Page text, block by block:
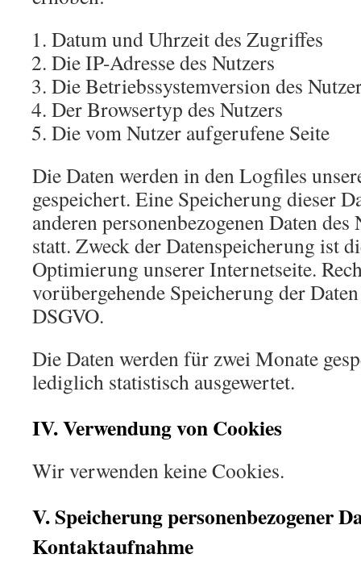
Datum und Uhrzeit des Zugriffes
Die IP-Adresse des Nutzers
Die Betriebssystemversion des
Der Browsertyp des Nutzers
Die vom Nutzer aufgerufene Seite
Die Daten werden in den Logfiles
gespeichert. Eine Speicherung dieser
anderen personenbezogenen Daten
statt. Zweck der Datenspeicherung ist
Optimierung unserer Internetseite.
vorübergehende Speicherung der
DSGVO.
Die Daten werden für zwei Monate
lediglich statistisch ausgewertet.
IV. Verwendung von Cookies
Wir verwenden keine Cookies.
V. Speicherung personenbezogener
Kontaktaufnahme